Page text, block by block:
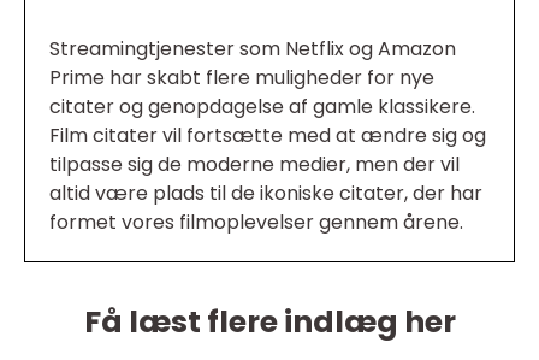
Streamingtjenester som Netflix og Amazon
Prime har skabt flere muligheder for nye
citater og genopdagelse af gamle klassikere.
Film citater vil fortsætte med at ændre sig og
tilpasse sig de moderne medier, men der vil
altid være plads til de ikoniske citater, der har
formet vores filmoplevelser gennem årene.
Få læst flere indlæg her